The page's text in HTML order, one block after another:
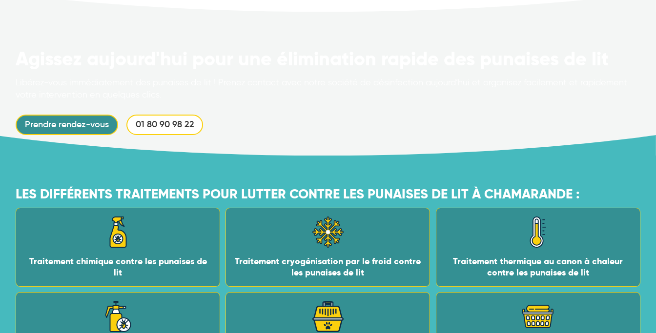
Prendre rendez-vous 01 80 90 98 22
LES DIFFÉRENTS TRAITEMENTS POUR LUTTER CONTRE LES PUNAISES DE LIT À CHAMARANDE :
Traitement chimique contre les punaises de
lit
Traitement cryogénisation par le froid contre
les punaises de lit
Traitement thermique au canon à chaleur
contre les punaises de lit